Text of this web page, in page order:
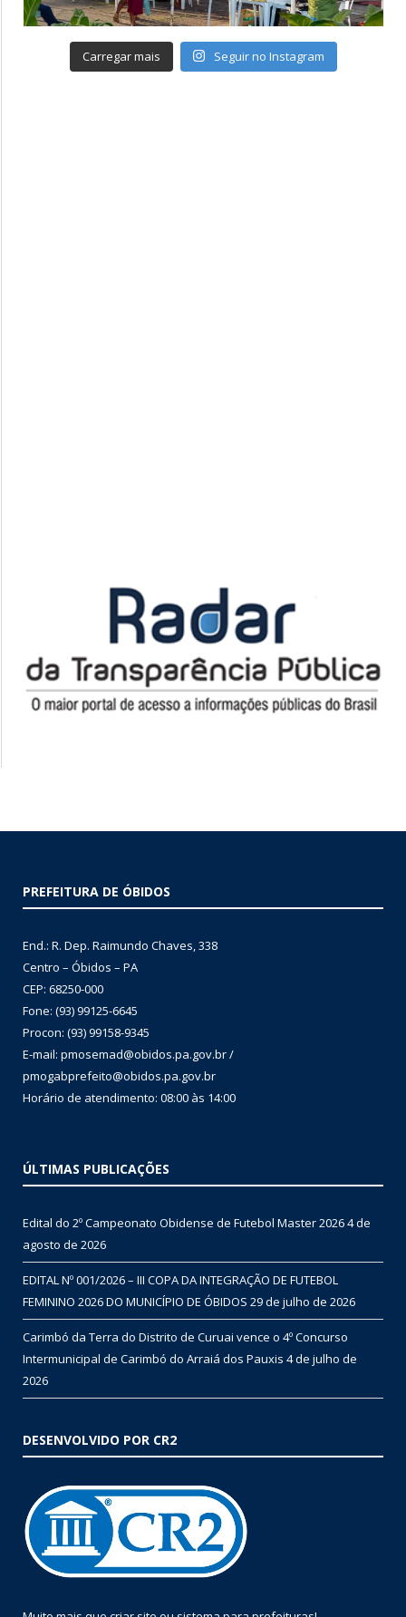
Carregar mais Seguir no Instagram
PREFEITURA DE ÓBIDOS
End.: R. Dep. Raimundo Chaves, 338
Centro – Óbidos – PA
CEP: 68250-000
Fone: (93) 99125-6645
Procon: (93) 99158-9345
E-mail: pmosemad@obidos.pa.gov.br /
pmogabprefeito@obidos.pa.gov.br
Horário de atendimento: 08:00 às 14:00
ÚLTIMAS PUBLICAÇÕES
Edital do 2º Campeonato Obidense de Futebol Master 20264 de
agosto de 2026
EDITAL Nº 001/2026 – III COPA DA INTEGRAÇÃO DE FUTEBOL
FEMININO 2026 DO MUNICÍPIO DE ÓBIDOS 29 de julho de 2026
Carimbó da Terra do Distrito de Curuai vence o 4º Concurso
Intermunicipal de Carimbó do Arraiá dos Pauxis 4 de julho de
2026
DESENVOLVIDO POR CR2